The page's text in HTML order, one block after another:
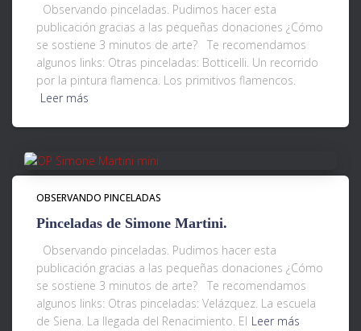
Observando pinceladas. Pudimos hacer esta
publicación gracias a las pequeñas donaciones ¿Cómo
se sostiene 3 minutos de arte? Te recomendamos
algunos links: Otras pinceladas: Botticelli. Un recorrido
por la pintura flamenca. Los primitivos flamencos.
Leer más
OBSERVANDO PINCELADAS
Pinceladas de Simone Martini.
Observando pinceladas. Pudimos hacer esta
publicación gracias a las pequeñas donaciones ¿Cómo
se sostiene 3 minutos de arte? Te recomendamos
algunos links: Otras pinceladas: Velázquez. La escuela
de Siena. La llegada del Renacimiento. El Leer más